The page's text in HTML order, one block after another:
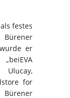
festes
er
Ulucay,
for